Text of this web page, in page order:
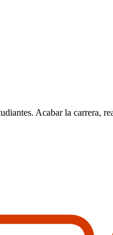
Acabar la carrera,